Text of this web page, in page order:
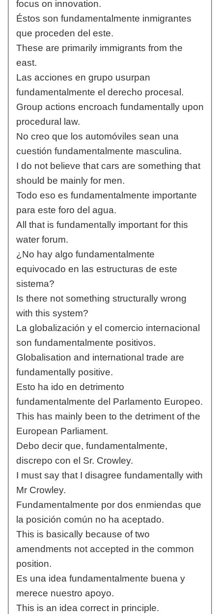
focus on innovation.
Éstos son fundamentalmente inmigrantes
que proceden del este.
These are primarily immigrants from the
east.
Las acciones en grupo usurpan
fundamentalmente el derecho procesal.
Group actions encroach fundamentally upon
procedural law.
No creo que los automóviles sean una
cuestión fundamentalmente masculina.
I do not believe that cars are something that
should be mainly for men.
Todo eso es fundamentalmente importante
para este foro del agua.
All that is fundamentally important for this
water forum.
¿No hay algo fundamentalmente
equivocado en las estructuras de este
sistema?
Is there not something structurally wrong
with this system?
La globalización y el comercio internacional
son fundamentalmente positivos.
Globalisation and international trade are
fundamentally positive.
Esto ha ido en detrimento
fundamentalmente del Parlamento Europeo.
This has mainly been to the detriment of the
European Parliament.
Debo decir que, fundamentalmente,
discrepo con el Sr. Crowley.
I must say that I disagree fundamentally with
Mr Crowley.
Fundamentalmente por dos enmiendas que
la posición común no ha aceptado.
This is basically because of two
amendments not accepted in the common
position.
Es una idea fundamentalmente buena y
merece nuestro apoyo.
This is an idea correct in principle.